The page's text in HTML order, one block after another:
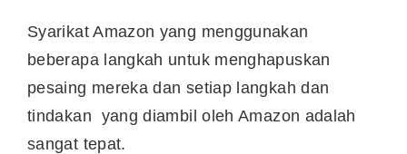
Syarikat Amazon yang menggunakan
beberapa langkah untuk menghapuskan
pesaing mereka dan setiap langkah dan
tindakan yang diambil oleh Amazon adalah
sangat tepat.